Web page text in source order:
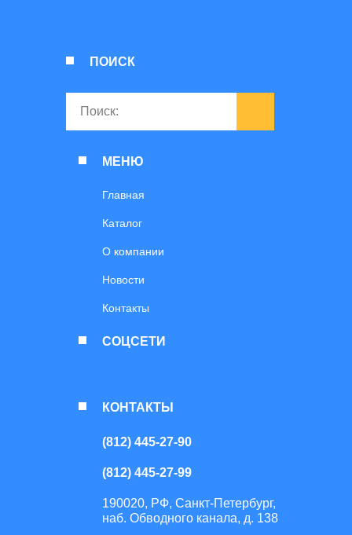
ПОИСК
МЕНЮ
Главная
Каталог
О компании
Новости
Контакты
СОЦСЕТИ
КОНТАКТЫ
(812) 445-27-90
(812) 445-27-99
190020, РФ, Санкт-Петербург,
наб. Обводного канала, д. 138